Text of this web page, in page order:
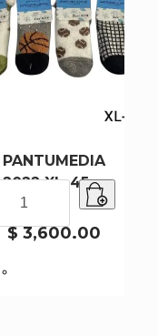
PANTUMEDIA
2022 XL-45-
17-480
$3,600.00